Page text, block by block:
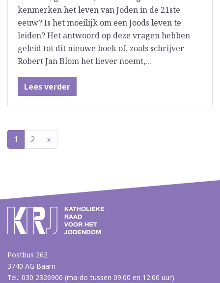
kenmerken het leven van Joden in de 21ste
eeuw? Is het moeilijk om een Joods leven te
leiden? Het antwoord op deze vragen hebben
geleid tot dit nieuwe boek of, zoals schrijver
Robert Jan Blom het liever noemt,...
Lees verder
1 2 »
Postbus 262
3740 AG Baarn
Tel.: 030 2326900 (ma-do tussen 09.00 en 12.00 uur)